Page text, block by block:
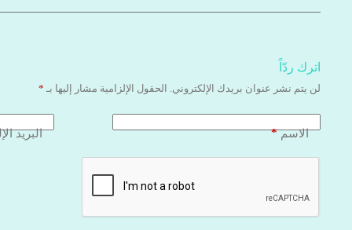
اترك ردّاً
لن يتم نشر عنوان بريدك الإلكتروني. الحقول الإلزامية مشار إليها بـ *
الاسم* البريد